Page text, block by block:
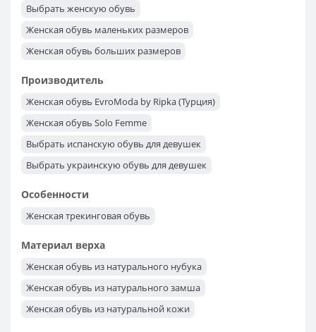
Выбрать женскую обувь
Женская обувь маленьких размеров
Женская обувь больших размеров
Производитель
Женская обувь EvroModa by Ripka (Турция)
Женская обувь Solo Femme
Выбрать испанскую обувь для девушек
Выбрать украинскую обувь для девушек
Особенности
Женская трекинговая обувь
Материал верха
Женская обувь из натурального нубука
Женская обувь из натурального замша
Женская обувь из натуральной кожи